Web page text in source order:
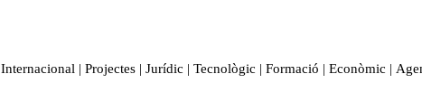
Internacional | Projectes | Jurídic | Tecnològic | Formació | Econòmic |